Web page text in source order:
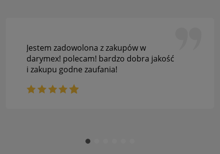
Jestem zadowolona z zakupów w
darymex! polecam! bardzo dobra jakość
i zakupu godne zaufania!